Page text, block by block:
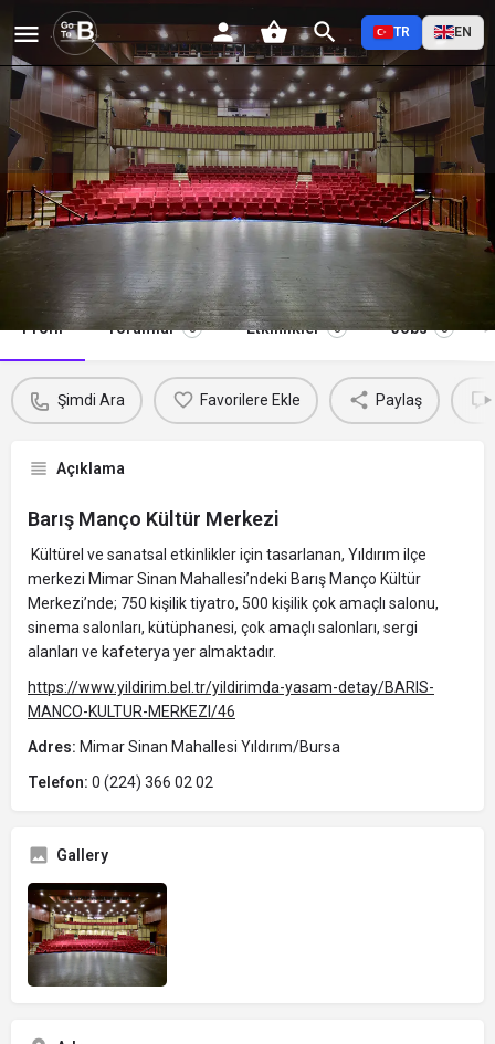
TR EN
Barış Manço Kültür Merkezi
Profil Yorumlar 0 Etkinlikler 0 Jobs 0
Şimdi Ara Favorilere Ekle Paylaş
Açıklama
Barış Manço Kültür Merkezi
Kültürel ve sanatsal etkinlikler için tasarlanan, Yıldırım ilçe
merkezi Mimar Sinan Mahallesi’ndeki Barış Manço Kültür
Merkezi’nde; 750 kişilik tiyatro, 500 kişilik çok amaçlı salonu,
sinema salonları, kütüphanesi, çok amaçlı salonları, sergi
alanları ve kafeterya yer almaktadır.
https://www.yildirim.bel.tr/yildirimda-yasam-detay/BARIS-
MANCO-KULTUR-MERKEZI/46
Adres: Mimar Sinan Mahallesi Yıldırım/Bursa
Telefon: 0 (224) 366 02 02
Gallery